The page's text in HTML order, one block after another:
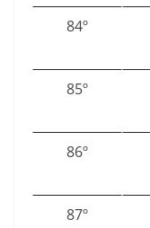
84º
85º
86º
87º